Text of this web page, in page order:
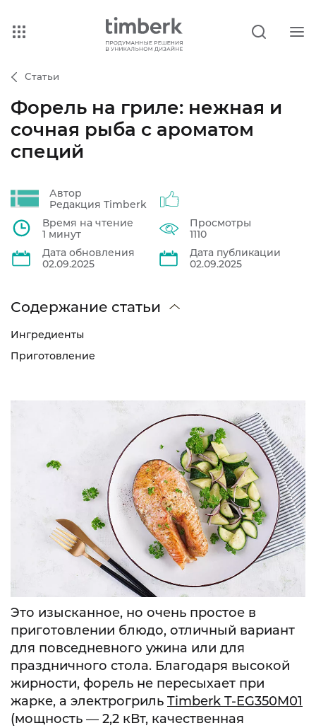
Статьи
Форель на гриле: нежная и
сочная рыба с ароматом
специй
Автор
Редакция Timberk
Время на чтение
1 минут
Просмотры
1110
Дата обновления
02.09.2025
Дата публикации
02.09.2025
Содержание статьи
Ингредиенты
Приготовление
Это изысканное, но очень простое в
приготовлении блюдо, отличный вариант
для повседневного ужина или для
праздничного стола. Благодаря высокой
жирности, форель не пересыхает при
жарке, а электрогриль Timberk T-EG350M01
(мощность — 2,2 кВт, качественная